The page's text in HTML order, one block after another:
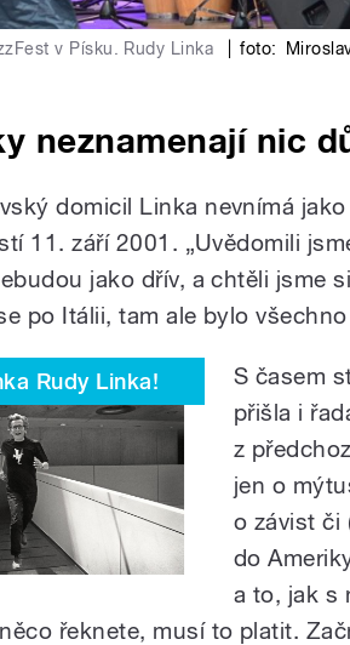
v Písku. Rudy Linka foto:
neznamenají nic
domicil Linka nevnímá
11. září 2001. „Uvědomili
jako dřív, a chtěli jsme
po Itálii, tam ale bylo
Rudy Linka!
S časem
přišla i
z
jen o
o závist či
do
a to, jak s
řeknete, musí to platit.